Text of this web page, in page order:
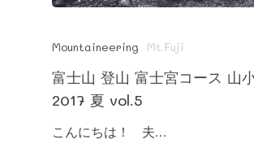
Mountaineering Mt.Fuji
富士山 登山 富士宮コース 山
2017 夏 vol.5
こんにちは！ 夫…